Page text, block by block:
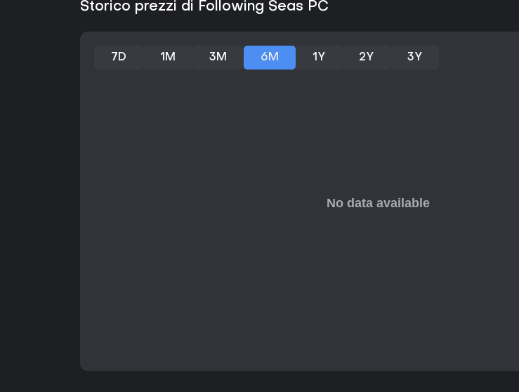
il 78%
Se
uno
Storico prezzi di Following Seas PC
7D 1M 3M 6M 1Y 2Y 3Y